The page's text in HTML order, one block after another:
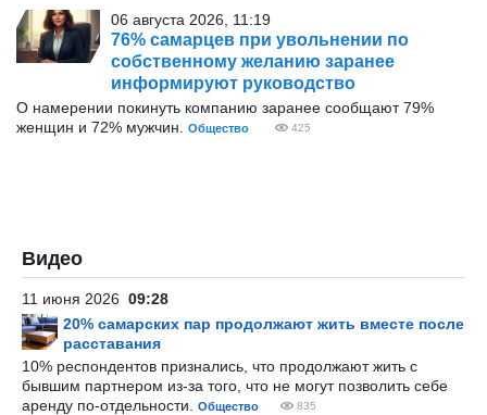
06 августа 2026, 11:19
76% самарцев при увольнении по
собственному желанию заранее
информируют руководство
О намерении покинуть компанию заранее сообщают 79%
женщин и 72% мужчин.
Общество 425
Видео
11 июня 2026 09:28
20% самарских пар продолжают жить вместе после
расставания
10% респондентов признались, что продолжают жить с
бывшим партнером из-за того, что не могут позволить себе
аренду по-отдельности.
Общество 835